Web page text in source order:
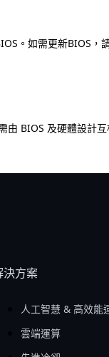
。如需更新BIOS，
BIOS 及硬體設計
決方案
人工智慧 & 高效能
雲端運算